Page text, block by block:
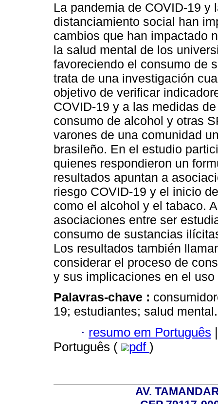
La pandemia de COVID-19 y
distanciamiento social han
cambios que han impactado
la salud mental de los
favoreciendo el consumo de
trata de una investigación
objetivo de verificar
COVID-19 y a las medidas
consumo de alcohol y otras
varones de una comunidad
brasileño. En el estudio
quienes respondieron un
resultados apuntan a
riesgo COVID-19 y el inicio
como el alcohol y el tabaco.
asociaciones entre ser
consumo de sustancias
Los resultados también
considerar el proceso de
y sus implicaciones en el uso
Palavras-chave :
19; estudiantes; salud mental.
· resumo em Português |
Português (
pdf )
AV.